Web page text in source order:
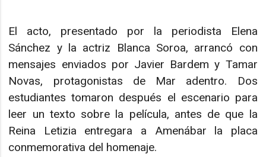
El acto, presentado por la periodista Elena
Sánchez y la actriz Blanca Soroa, arrancó con
mensajes enviados por Javier Bardem y Tamar
Novas, protagonistas de Mar adentro. Dos
estudiantes tomaron después el escenario para
leer un texto sobre la película, antes de que la
Reina Letizia entregara a Amenábar la placa
conmemorativa del homenaje.